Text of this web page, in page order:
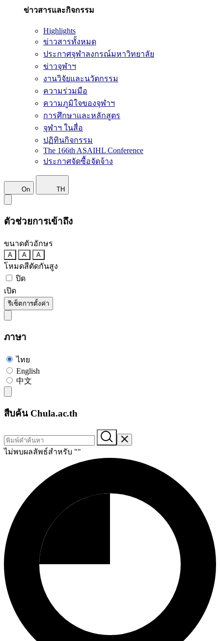
ข่าวสารและกิจกรรม
Highlights
ข่าวสารทั้งหมด
ประกาศจุฬาลงกรณ์มหาวิทยาลัย
ข่าวจุฬาฯ
งานวิจัยและนวัตกรรม
ความร่วมมือ
ความภูมิใจของจุฬาฯ
การศึกษาและหลักสูตร
จุฬาฯ ในสื่อ
ปฏิทินกิจกรรม
The 166th ASAIHL Conference
ประกาศจัดซื้อจัดจ้าง
On TH
ตัวช่วยการเข้าถึง
ขนาดตัวอักษร
A A A
โหมดสีตัดกันสูง
ปิด
เปิด
รีเซ็ตการตั้งค่า
ภาษา
ไทย
English
中文
สืบค้น Chula.ac.th
ไม่พบผลลัพธ์สำหรับ ""